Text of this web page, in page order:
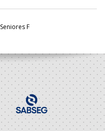
Seniores F
Seniores F
Seniores F